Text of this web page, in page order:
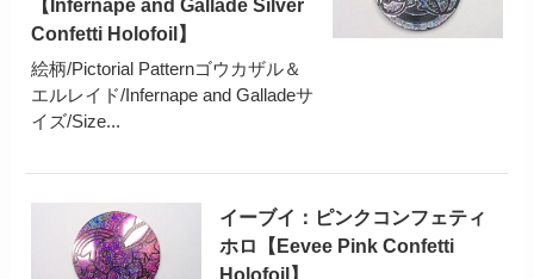
【Infernape and Gallade Silver
Confetti Holofoil】
絵柄/Pictorial Patternゴウカザル＆
エルレイド/Infernape and Galladeサ
イズ/Size...
イーブイ：ピンクコンフェティ
ホロ【Eevee Pink Confetti
Holofoil】